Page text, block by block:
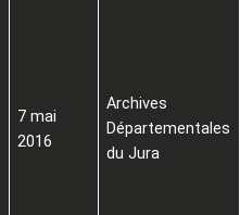
7 mai
2016
Archives
Départementales
du Jura